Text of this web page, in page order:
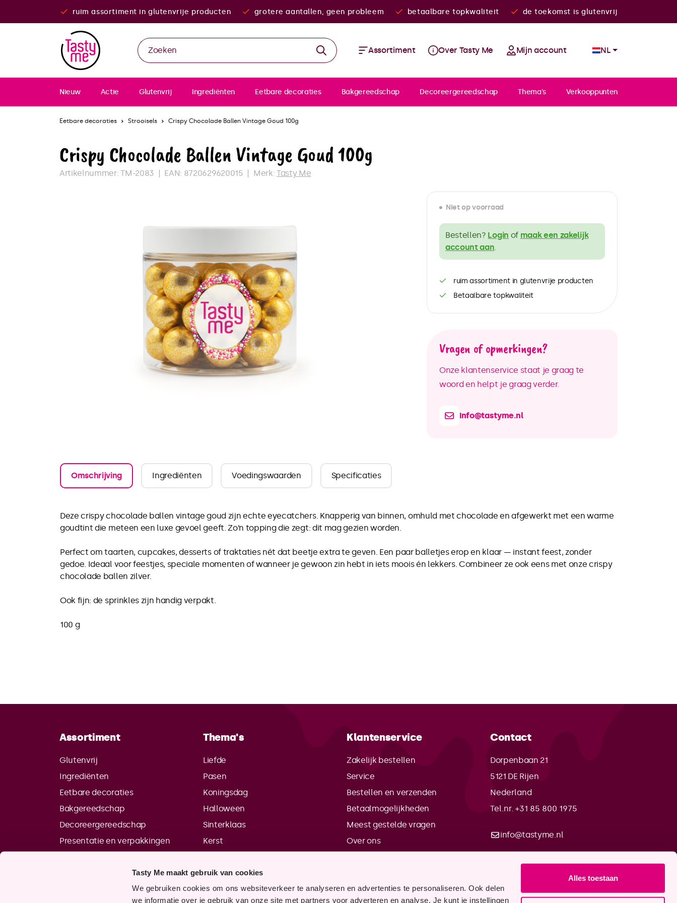
Tasty Me maakt gebruik van cookies
We gebruiken cookies om ons websiteverkeer te analyseren en advertenties te personaliseren. Ook delen
we informatie over je gebruik van onze site met partners voor adverteren en analyse. Je kunt je instellingen
Alles toestaan
ruim assortiment in glutenvrije producten grotere aantallen, geen probleem betaalbare topkwaliteit de toekomst is glutenvrij
Assortiment Over Tasty Me Mijn account NL
Nieuw Actie Glutenvrij Ingrediënten Eetbare decoraties Bakgereedschap Decoreergereedschap Thema's Verkooppunten
Eetbare decoraties Strooisels Crispy Chocolade Ballen Vintage Goud 100g
Crispy Chocolade Ballen Vintage Goud 100g
Artikelnummer:TM-2083 EAN: 8720629620015 Merk:Tasty Me
Niet op voorraad
Bestellen? Login of maak een zakelijk
account aan
ruim assortiment in glutenvrije producten
Betaalbare topkwaliteit
Vragen of opmerkingen?
Onze klantenservice staat je graag te
woord en helpt je graag verder.
info@tastyme.nl
Omschrijving Ingrediënten Voedingswaarden Specificaties
Deze crispy chocolade ballen vintage goud zijn echte eyecatchers. Knapperig van binnen, omhuld met chocolade en afgewerkt met een warme
goudtint die meteen een luxe gevoel geeft. Zo’n topping die zegt: dit mag gezien worden.
Perfect om taarten, cupcakes, desserts of traktaties nét dat beetje extra te geven. Een paar balletjes erop en klaar — instant feest, zonder
gedoe. Ideaal voor feestjes, speciale momenten of wanneer je gewoon zin hebt in iets moois én lekkers. Combineer ze ook eens met onze crispy
chocolade ballen zilver.
Ook fijn: de sprinkles zijn handig verpakt.
100 g
Assortiment
Glutenvrij
Ingrediënten
Eetbare decoraties
Bakgereedschap
Decoreergereedschap
Presentatie en verpakkingen
Thema's
Liefde
Pasen
Koningsdag
Halloween
Sinterklaas
Kerst
Klantenservice
Zakelijk bestellen
Service
Bestellen en verzenden
Betaalmogelijkheden
Meest gestelde vragen
Over ons
Vacatures
Contact
Dorpenbaan 21
5121 DE Rijen
Nederland
Tel.nr. +31 85 800 1975
info@tastyme.nl